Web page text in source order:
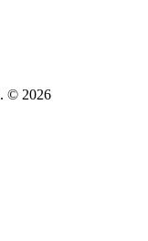
© 2026